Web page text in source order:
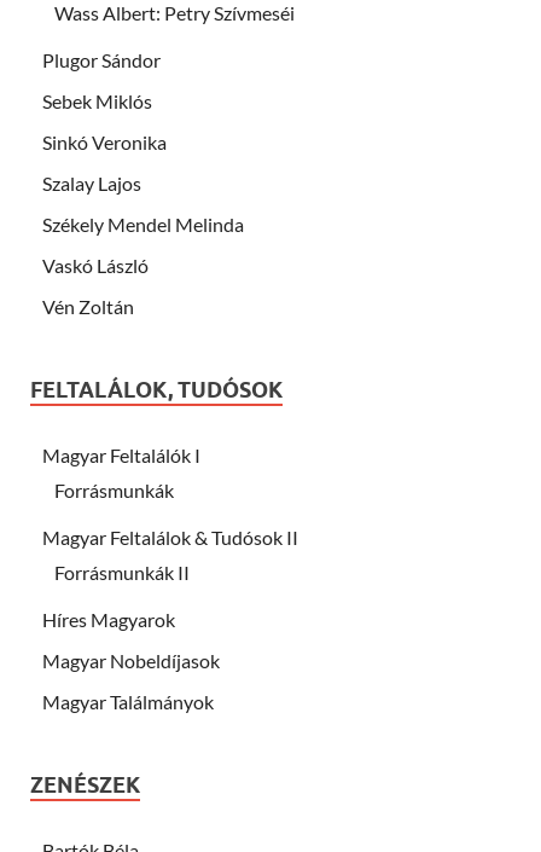
Wass Albert: Petry Szívmeséi
Plugor Sándor
Sebek Miklós
Sinkó Veronika
Szalay Lajos
Székely Mendel Melinda
Vaskó László
Vén Zoltán
FELTALÁLOK, TUDÓSOK
Magyar Feltalálók I
Forrásmunkák
Magyar Feltalálok & Tudósok II
Forrásmunkák II
Híres Magyarok
Magyar Nobeldíjasok
Magyar Találmányok
ZENÉSZEK